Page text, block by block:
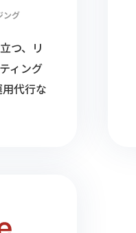
ング
つ、リ
ィング
代行な